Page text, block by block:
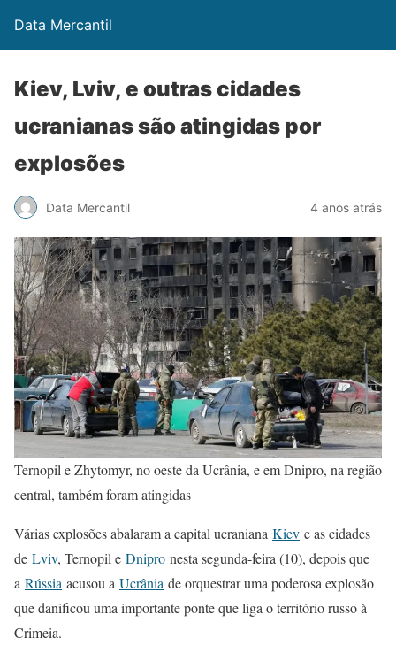
Data Mercantil
Kiev, Lviv, e outras cidades
ucranianas são atingidas por
explosões
Data Mercantil 4 anos atrás
Ternopil e Zhytomyr, no oeste da Ucrânia, e em Dnipro, na região
central, também foram atingidas
Várias explosões abalaram a capital ucraniana Kiev e as cidades
de Lviv, Ternopil e Dnipro nesta segunda-feira (10), depois que
a Rússia acusou a Ucrânia de orquestrar uma poderosa explosão
que danificou uma importante ponte que liga o território russo à
Crimeia.